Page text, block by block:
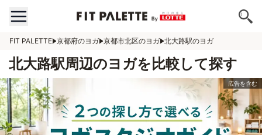
FIT PALETTE 京都府のヨガ 京都市北区のヨガ 北大路駅のヨガ
北大路駅周辺のヨガを比較して探す